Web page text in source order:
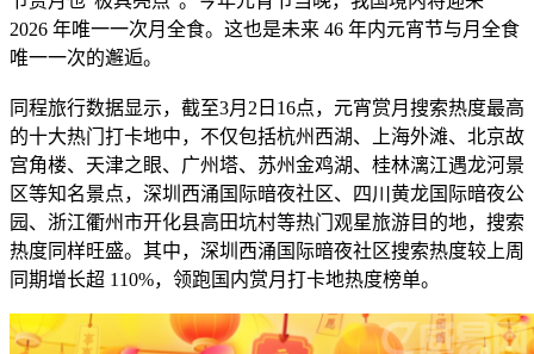
2026 年唯一一次月全食。这也是未来 46 年内元宵节与月全食
唯一一次的邂逅。
同程旅行数据显示，截至3月2日16点，元宵赏月搜索热度最高
的十大热门打卡地中，不仅包括杭州西湖、上海外滩、北京故
宫角楼、天津之眼、广州塔、苏州金鸡湖、桂林漓江遇龙河景
区等知名景点，深圳西涌国际暗夜社区、四川黄龙国际暗夜公
园、浙江衢州市开化县高田坑村等热门观星旅游目的地，搜索
热度同样旺盛。其中，深圳西涌国际暗夜社区搜索热度较上周
同期增长超 110%，领跑国内赏月打卡地热度榜单。